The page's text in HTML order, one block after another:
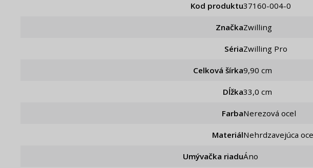
Kod produktu 37160-004-0
Značka Zwilling
Séria Zwilling Pro
Celková šírka 9,90 cm
Dĺžka 33,0 cm
Farba Nerezová ocel
Materiál Nehrdzavejúca
Umývačka riadu Áno